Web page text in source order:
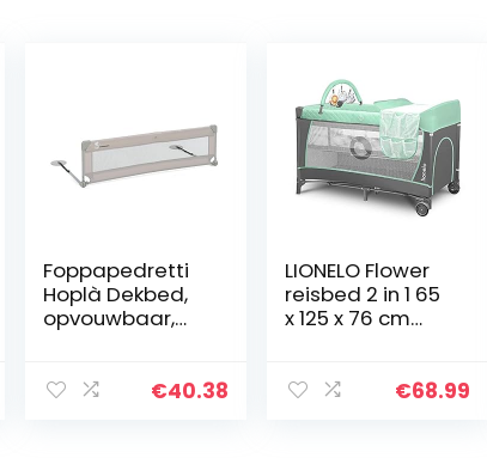
Foppapedretti
Hoplà Dekbed,
opvouwbaar,
maanden en tot
€40.38
LIONELO Flower
reisbed 2 in 1 65
x 125 x 76 cm
matras,
€68.99